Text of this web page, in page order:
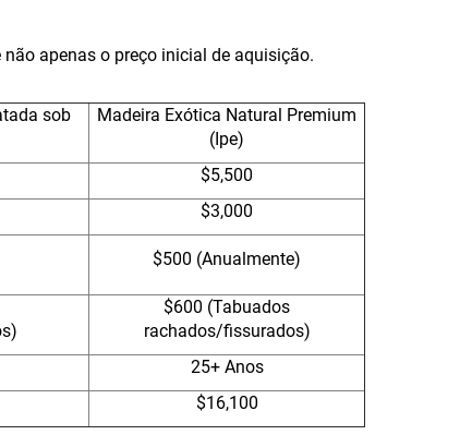
apenas o preço inicial de aquisição.
sob
Madeira Exótica Natural Premium
(Ipe)
$5,500
$3,000
$500 (Anualmente)
$600 (Tabuados
rachados/fissurados)
25+ Anos
$16,100